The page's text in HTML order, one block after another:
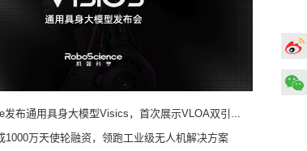
RoboScience发布通用具身大模型Visics，首次展示VLOA双引擎架构
1000万天使轮融资，领跑工业级无人机解决方案